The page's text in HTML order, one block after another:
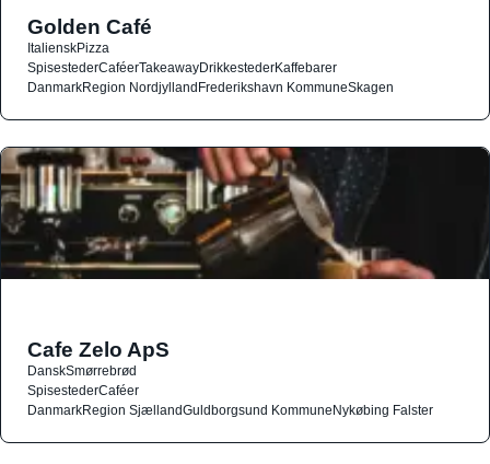
Golden Café
ItalienskPizza
SpisestederCaféerTakeawayDrikkestederKaffebarer
DanmarkRegion NordjyllandFrederikshavn KommuneSkagen
Cafe Zelo ApS
DanskSmørrebrød
SpisestederCaféer
DanmarkRegion SjællandGuldborgsund KommuneNykøbing Falster